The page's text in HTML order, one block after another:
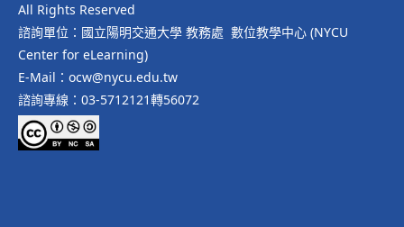
All Rights Reserved
諮詢單位：國立陽明交通大學 教務處 數位教學中心 (NYCU
Center for eLearning)
E-Mail：ocw@nycu.edu.tw
諮詢專線：03-5712121轉56072